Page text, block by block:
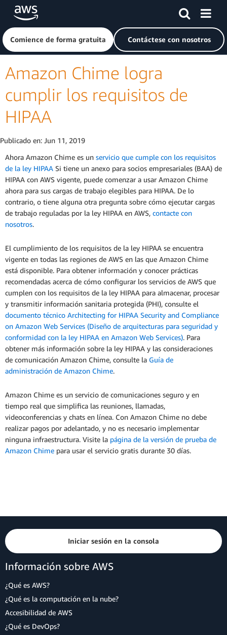
Saltar al contenido principal
Haga clic aquí para volver a la página de inicio de Amazon
Comience de forma gratuita Contáctese con nosotros
Amazon Chime logra
cumplir los requisitos de
HIPAA
Publicado en: Jun 11, 2019
Ahora Amazon Chime es un servicio que cumple con los requisitos
de la ley HIPAA Si tiene un anexo para socios empresariales (BAA) de
HIPAA con AWS vigente, puede comenzar a usar Amazon Chime
ahora para sus cargas de trabajo elegibles para HIPAA. De lo
contrario, o tiene alguna otra pregunta sobre cómo ejecutar cargas
de trabajo reguladas por la ley HIPAA en AWS, contacte con
nosotros.
El cumplimiento de los requisitos de la ley HIPAA se encuentra
vigente en todas las regiones de AWS en las que Amazon Chime
está disponible. Para obtener información y conocer prácticas
recomendadas acerca de cómo configurar los servicios de AWS que
cumplen con los requisitos de la ley HIPAA para almacenar, procesar
y transmitir información sanitaria protegida (PHI), consulte el
documento técnico Architecting for HIPAA Security and Compliance
on Amazon Web Services (Diseño de arquitecturas para seguridad y
conformidad con la ley HIPAA en Amazon Web Services). Para
obtener más información sobre la ley HIPAA y las consideraciones
de comunicación Amazon Chime, consulte la Guía de
administración de Amazon Chime.
Amazon Chime es un servicio de comunicaciones seguro y en
tiempo real que simplifica las reuniones, llamadas,
videoconferencias y chats en línea. Con Amazon Chime no debe
realizar pagos por adelantado, y no es necesario implementar
ninguna infraestructura. Visite la página de la versión de prueba de
Amazon Chime para usar el servicio gratis durante 30 días.
Iniciar sesión en la consola
Información sobre AWS
¿Qué es AWS?
¿Qué es la computación en la nube?
Accesibilidad de AWS
¿Qué es DevOps?